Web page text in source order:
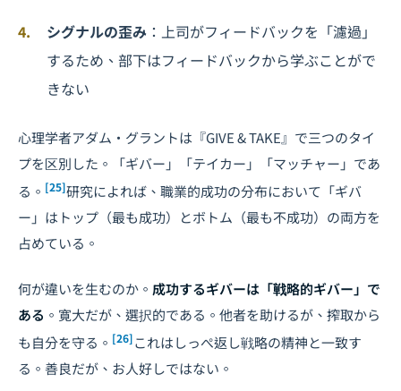
シグナルの歪み ：上司がフィードバックを「濾過」
するため、部下はフィードバックから学ぶことがで
きない
心理学者アダム・グラントは『GIVE & TAKE』で三つのタイ
プを区別した。「ギバー」「テイカー」「マッチャー」であ
る。 [25]研究によれば、職業的成功の分布において「ギバ
ー」はトップ（最も成功）とボトム（最も不成功）の両方を
占めている。
何が違いを生むのか。 成功するギバーは「戦略的ギバー」で
ある 。寛大だが、選択的である。他者を助けるが、搾取から
も自分を守る。 [26]これはしっぺ返し戦略の精神と一致す
る。善良だが、お人好しではない。